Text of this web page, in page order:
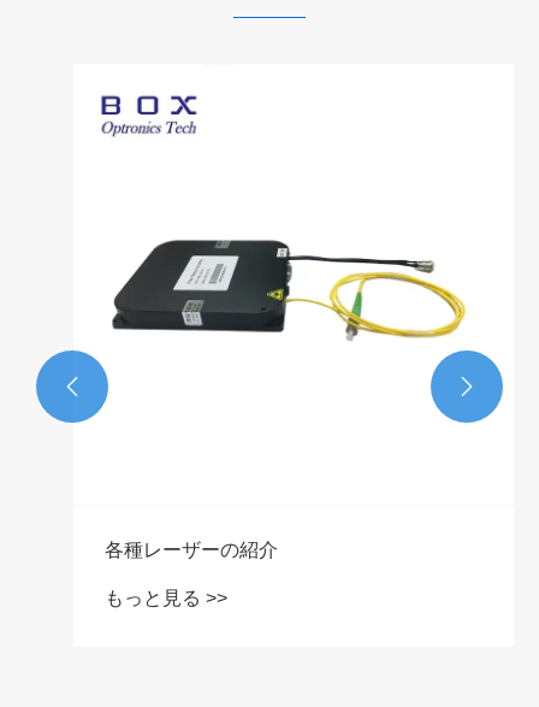
各種レーザーの紹介
もっと見る >>
 